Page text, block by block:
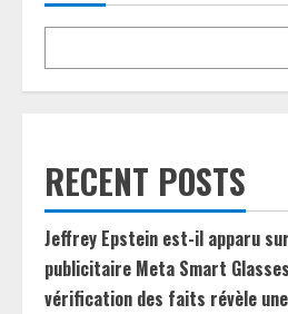
RECENT POSTS
Jeffrey Epstein est-il apparu
publicitaire Meta Smart
vérification des faits révèle